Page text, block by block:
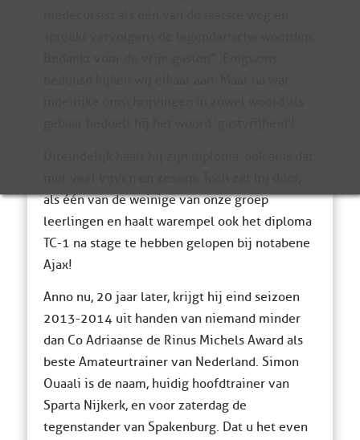
als één van de weinige van onze groep
leerlingen en haalt warempel ook het diploma
TC-1 na stage te hebben gelopen bij notabene
Ajax!
Anno nu, 20 jaar later, krijgt hij eind seizoen
2013-2014 uit handen van niemand minder
dan Co Adriaanse de Rinus Michels Award als
beste Amateurtrainer van Nederland. Simon
Ouaali is de naam, huidig hoofdtrainer van
Sparta Nijkerk, en voor zaterdag de
tegenstander van Spakenburg. Dat u het even